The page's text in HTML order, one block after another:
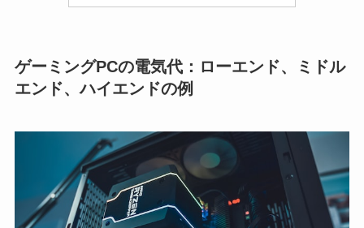
ゲーミングPCの電気代：ローエンド、ミドル
エンド、ハイエンドの例